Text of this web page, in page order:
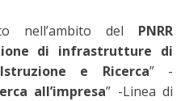
nell’ambito del PNRR
di infrastrutture di
Istruzione e Ricerca” -
all’impresa” -Linea di